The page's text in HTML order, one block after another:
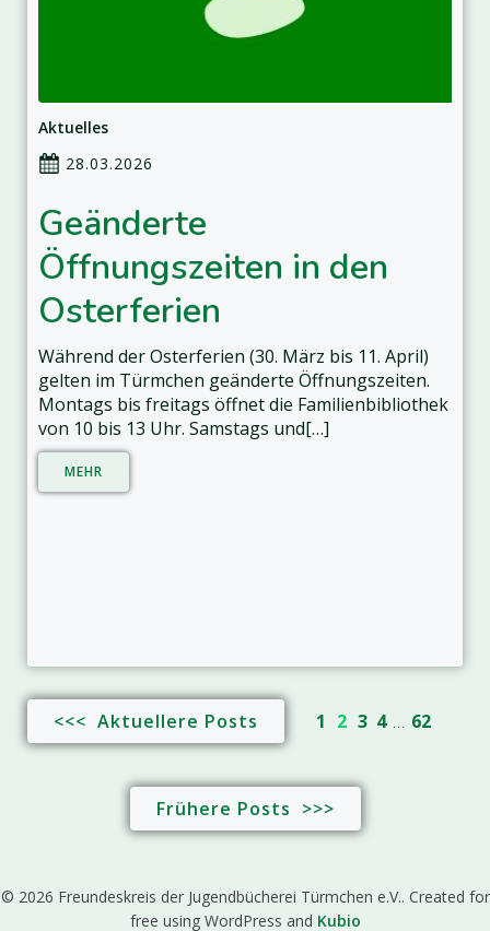
Aktuelles
28.03.2026
Geänderte
Öffnungszeiten in den
Osterferien
Während der Osterferien (30. März bis 11. April)
gelten im Türmchen geänderte Öffnungszeiten.
Montags bis freitags öffnet die Familienbibliothek
von 10 bis 13 Uhr. Samstags und[…]
MEHR
<<< Aktuellere Posts 1 2 3 4 … 62
Frühere Posts >>>
© 2026 Freundeskreis der Jugendbücherei Türmchen e.V.. Created for
free using WordPress and Kubio